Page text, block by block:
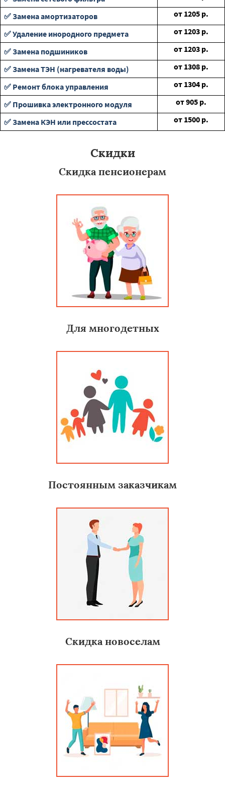
✅ Замена амортизаторов
от 1205 р.
✅ Удаление инородного предмета
от 1203 р.
✅ Замена подшиников
от 1203 р.
✅ Замена ТЭН (нагревателя воды)
от 1308 р.
✅ Ремонт блока управления
от 1304 р.
✅ Прошивка электронного модуля
от905 р.
✅ Замена КЭН или прессостата
от 1500 р.
Скидки
Скидка пенсионерам
Для многодетных
Постоянным заказчикам
Скидка новоселам